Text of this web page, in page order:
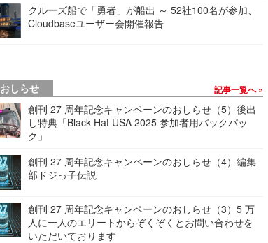
クルーズ船で「勇者」が船出 ～ 52社100名が参加、
Cloudbaseユーザー会開催報告
おしらせ 記事一覧へ
創刊 27 周年記念キャンペーンのおしらせ（5）後出
し特典「Black Hat USA 2025 参加者用バックパッ
ク」
創刊 27 周年記念キャンペーンのおしらせ（4）編集
部ドジっ子伝説
創刊 27 周年記念キャンペーンのおしらせ（3）5 万
人に一人のエリートからぞくぞくとお問い合わせを
いただいております